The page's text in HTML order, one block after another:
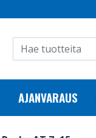
AJANVARAUS